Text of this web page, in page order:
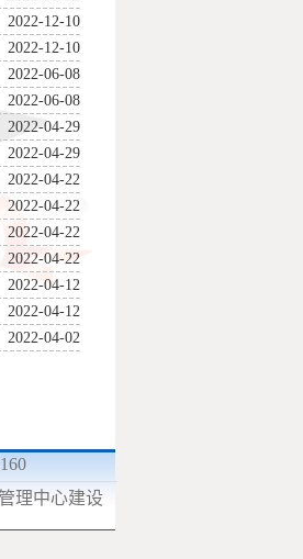
2022-12-10
2022-12-10
2022-06-08
2022-06-08
2022-04-29
2022-04-29
2022-04-22
2022-04-22
2022-04-22
2022-04-22
2022-04-12
2022-04-12
2022-04-02
理中心建设